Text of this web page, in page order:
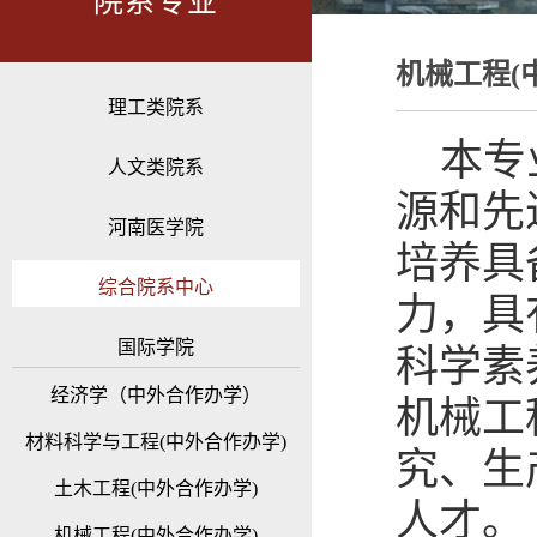
理工类院系
人文类院系
河南医学院
综合院系中心
国际学院
经济学（中外合作办学）
材料科学与工程(中外合作办学)
土木工程(中外合作办学)
机械工程(
本
源和
培养
力，
科学
机械
究、
人才。